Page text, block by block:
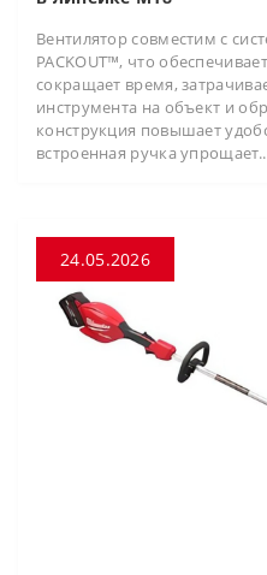
Вентилятор совместим с
PACKOUT™, что
сокращает время,
инструмента на объект и
конструкция повышает
встроенная ручка упрощает..
24.05.2026